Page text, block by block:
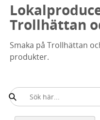
Trollhättan
Smaka på Trollhättan
produkter.